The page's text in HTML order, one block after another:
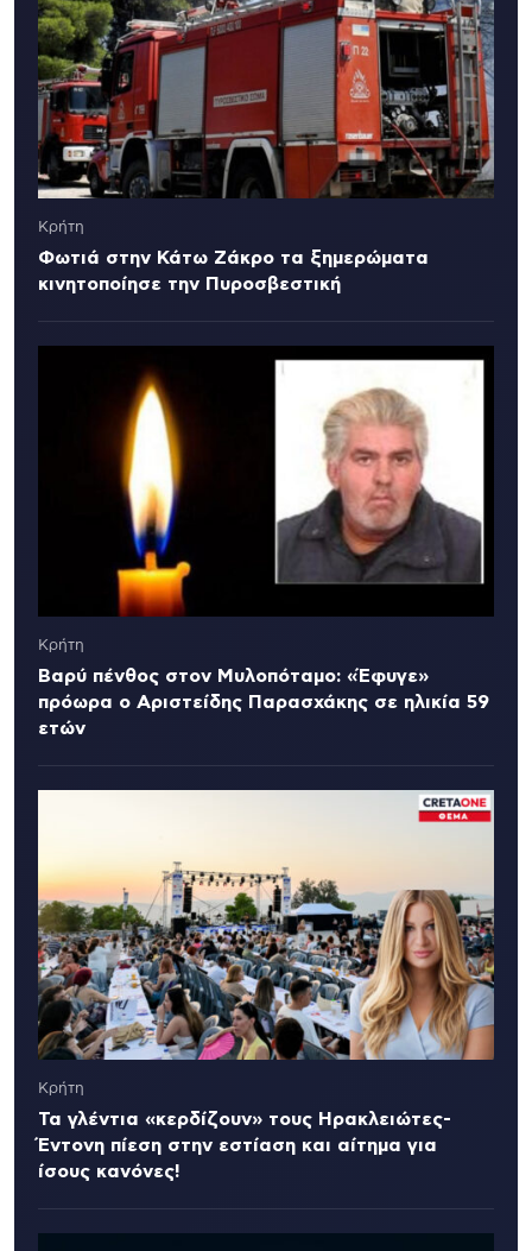
Κρήτη
Φωτιά στην Κάτω Ζάκρο τα ξημερώματα
κινητοποίησε την Πυροσβεστική
Κρήτη
Βαρύ πένθος στον Μυλοπόταμο: «Έφυγε»
πρόωρα ο Αριστείδης Παρασχάκης σε ηλικία 59
ετών
Κρήτη
Τα γλέντια «κερδίζουν» τους Ηρακλειώτες-
Έντονη πίεση στην εστίαση και αίτημα για
ίσους κανόνες!